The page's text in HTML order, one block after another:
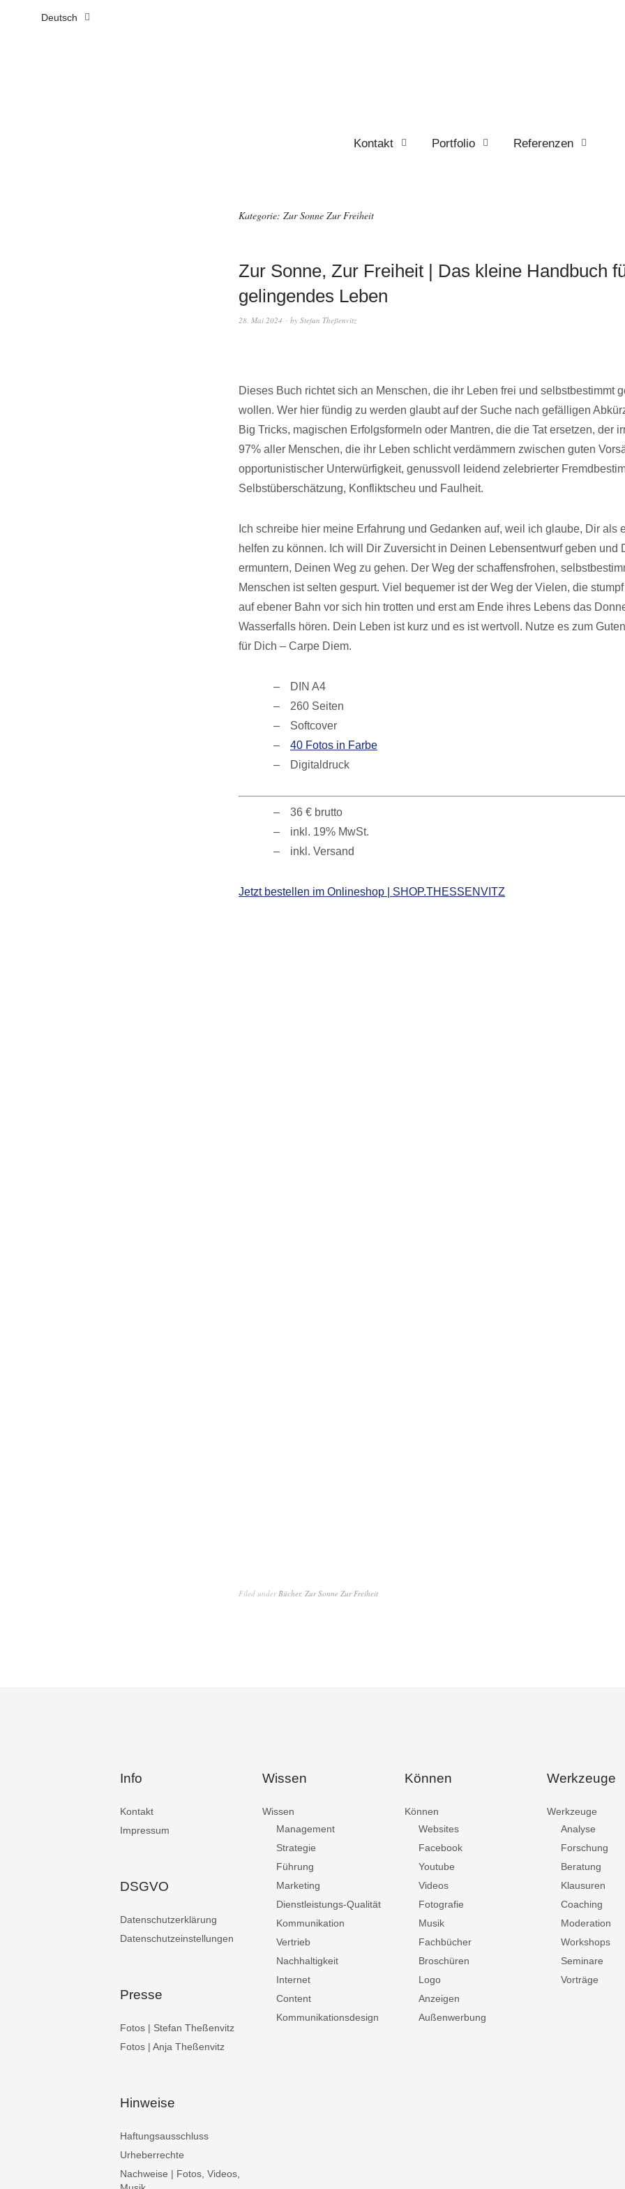
Deutsch
Kontakt Portfolio Referenzen
Kategorie: Zur Sonne Zur Freiheit
Zur Sonne, Zur Freiheit | Das kleine Handbuch
gelingendes Leben
28. Mai 2024 by Stefan Theßenvitz
Dieses Buch richtet sich an Menschen, die ihr Leben frei und selbstbestimmt
wollen. Wer hier fündig zu werden glaubt auf der Suche nach gefälligen
Big Tricks, magischen Erfolgsformeln oder Mantren, die die Tat ersetzen, der
97% aller Menschen, die ihr Leben schlicht verdämmern zwischen guten
opportunistischer Unterwürfigkeit, genussvoll leidend zelebrierter
Selbstüberschätzung, Konfliktscheu und Faulheit.
Ich schreibe hier meine Erfahrung und Gedanken auf, weil ich glaube, Dir als
helfen zu können. Ich will Dir Zuversicht in Deinen Lebensentwurf geben und
ermuntern, Deinen Weg zu gehen. Der Weg der schaffensfrohen,
Menschen ist selten gespurt. Viel bequemer ist der Weg der Vielen, die
auf ebener Bahn vor sich hin trotten und erst am Ende ihres Lebens das
Wasserfalls hören. Dein Leben ist kurz und es ist wertvoll. Nutze es zum
für Dich – Carpe Diem.
DIN A4
260 Seiten
Softcover
40 Fotos in Farbe
Digitaldruck
36 € brutto
inkl. 19% MwSt.
inkl. Versand
Jetzt bestellen im Onlineshop | SHOP.THESSENVITZ
Filed under Bücher, Zur Sonne Zur Freiheit
Info
Kontakt
Impressum
DSGVO
Datenschutzerklärung
Datenschutzeinstellungen
Presse
Fotos | Stefan Theßenvitz
Fotos | Anja Theßenvitz
Hinweise
Haftungsausschluss
Urheberrechte
Nachweise | Fotos, Videos,
Wissen
Wissen
Management
Strategie
Führung
Marketing
Dienstleistungs-Qualität
Kommunikation
Vertrieb
Nachhaltigkeit
Internet
Content
Kommunikationsdesign
Können
Können
Websites
Facebook
Youtube
Videos
Fotografie
Musik
Fachbücher
Broschüren
Logo
Anzeigen
Außenwerbung
Werkzeuge
Werkzeuge
Analyse
Forschung
Beratung
Klausuren
Coaching
Moderation
Workshops
Seminare
Vorträge